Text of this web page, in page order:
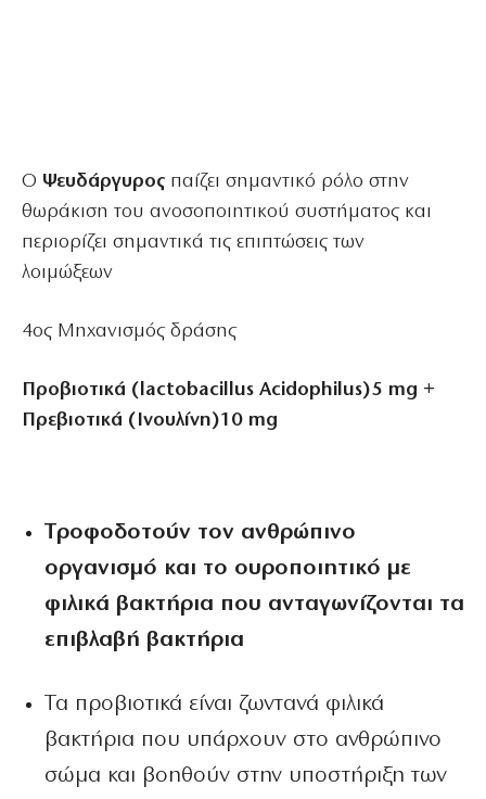
Ο Ψευδάργυρος παίζει σημαντικό ρόλο στην
θωράκιση του ανοσοποιητικού συστήματος και
περιορίζει σημαντικά τις επιπτώσεις των
λοιμώξεων
4οςΜηχανισμός δράσης
Προβιοτικά (lactobacillus Acidophilus)5 mg +
Πρεβιοτικά (Ινουλίνη)10 mg
Tροφοδοτούν τον ανθρώπινο
οργανισμό και το ουροποιητικό με
φιλικά βακτήρια που ανταγωνίζονται τα
επιβλαβή βακτήρια
Τα προβιοτικά είναι ζωντανά φιλικά
βακτήρια που υπάρχουν στο ανθρώπινο
σώμα και βοηθούν στην υποστήριξη των